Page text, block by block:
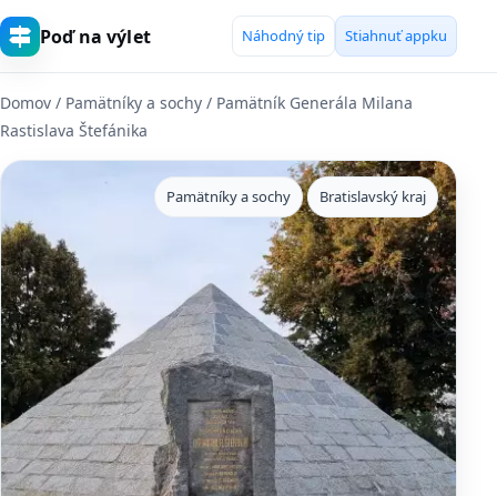
Poď na výlet Náhodný tip Stiahnuť appku
Domov / Pamätníky a sochy / Pamätník Generála Milana
Rastislava Štefánika
Pamätníky a sochy Bratislavský kraj